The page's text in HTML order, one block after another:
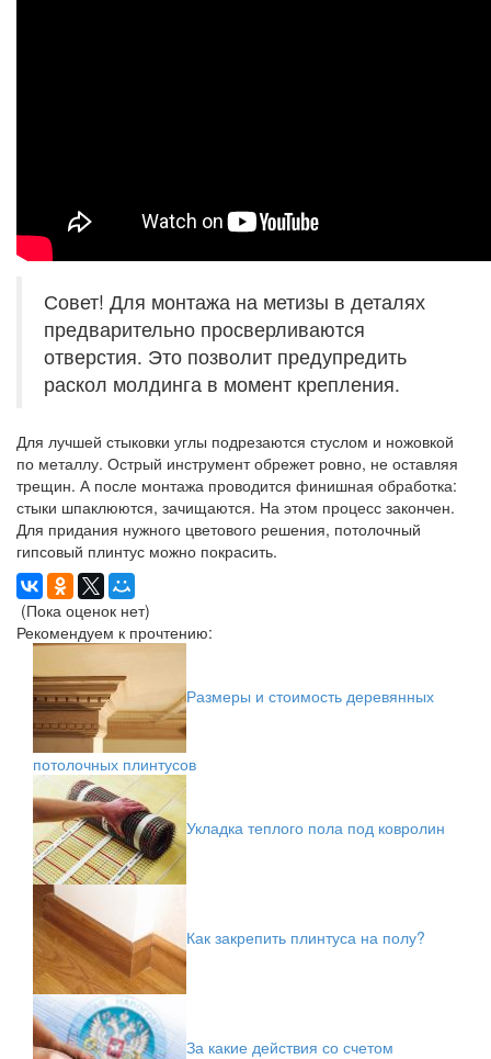
Совет! Для монтажа на метизы в деталях
предварительно просверливаются
отверстия. Это позволит предупредить
раскол молдинга в момент крепления.
Для лучшей стыковки углы подрезаются стуслом и ножовкой
по металлу. Острый инструмент обрежет ровно, не оставляя
трещин. А после монтажа проводится финишная обработка:
стыки шпаклюются, зачищаются. На этом процесс закончен.
Для придания нужного цветового решения, потолочный
гипсовый плинтус можно покрасить.
(Пока оценок нет)
Рекомендуем к прочтению:
Размеры и стоимость деревянных
потолочных плинтусов
Укладка теплого пола под ковролин
Как закрепить плинтуса на полу?
За какие действия со счетом